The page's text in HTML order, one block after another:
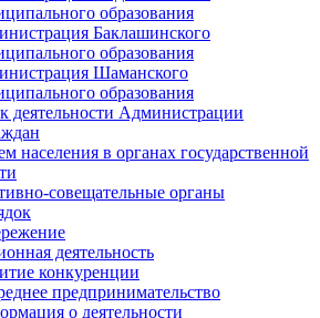
образования
Баклашинского
образования
Шаманского
образования
деятельности Администрации
населения в органах государственной
совещательные органы
деятельность
конкуренции
предпринимательство
о деятельности